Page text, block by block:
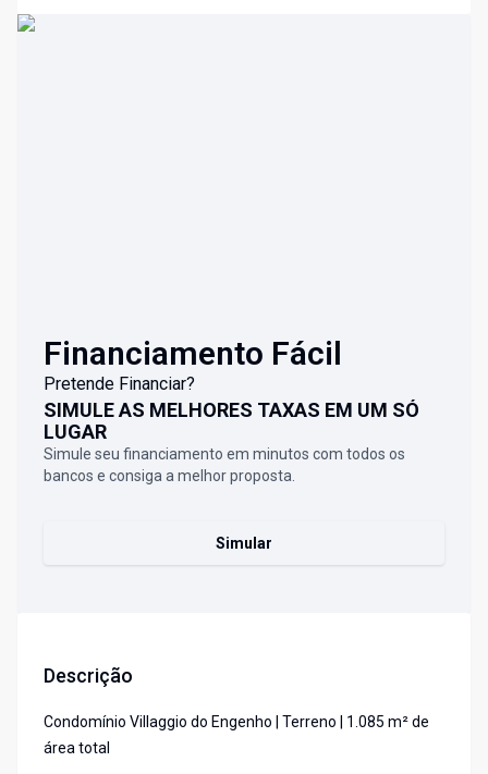
Financiamento Fácil
Pretende Financiar?
SIMULE AS MELHORES TAXAS EM UM SÓ
LUGAR
Simule seu financiamento em minutos com todos os
bancos e consiga a melhor proposta.
Simular
Descrição
Condomínio Villaggio do Engenho | Terreno | 1.085 m² de
área total